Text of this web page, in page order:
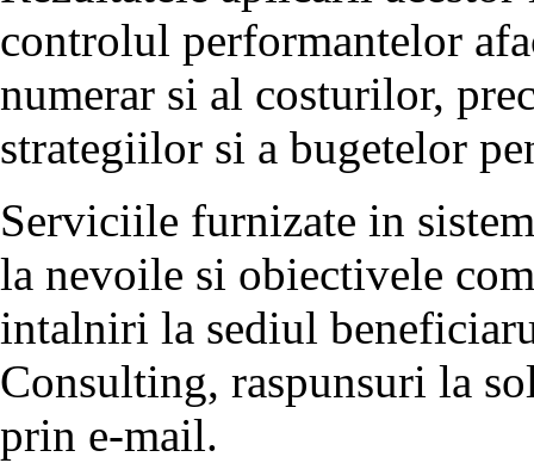
controlul performantelor
numerar si al costurilor,
strategiilor si a bugetelor
Serviciile furnizate in
la nevoile si obiectivele
intalniri la sediul
Consulting, raspunsuri la
prin e-mail.